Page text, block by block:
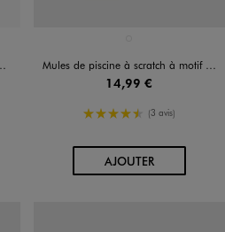
Mules de piscine à scratch à motif chaton fille - Hello Kitty
14,99 €
4.5/5 de moyenne
(3 avis)
AJOUTERAU PANIER